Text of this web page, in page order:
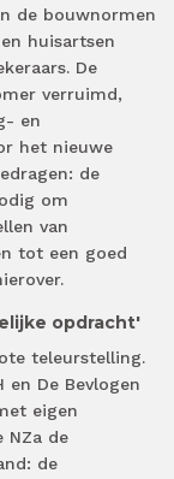
de bouwnormen
huisartsen
De
verruimd,
en
het nieuwe
de
om
van
tot een goed
opdracht'
teleurstelling.
en De Bevlogen
eigen
NZa de
de